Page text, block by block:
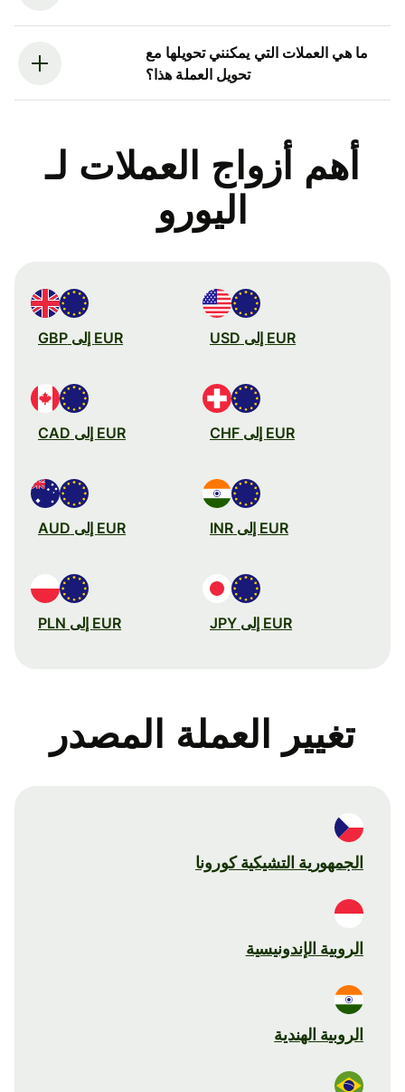
ما هي العملات التي يمكنني تحويلها مع
تحويل العملة هذا؟
أهم أزواج العملات لـ
اليورو
EUR إلى USD EUR إلى GBP
EUR إلى CHF EUR إلى CAD
EUR إلى INR EUR إلى AUD
EUR إلى JPY EUR إلى PLN
تغيير العملة المصدر
الجمهورية التشيكية كورونا
الروبية الإندونيسية
الروبية الهندية